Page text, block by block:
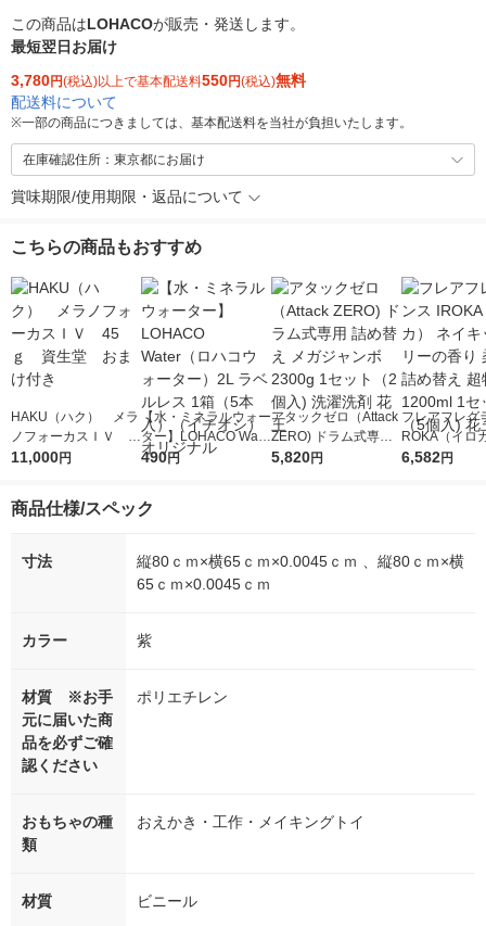
この商品はLOHACOが販売・発送します。
最短翌日お届け
3,780円(税込)以上で基本配送料550円(税込)無料
配送料について
※一部の商品につきましては、基本配送料を当社が負担いたします。
在庫確認住所：東京都にお届け
賞味期限/使用期限・返品について
こちらの商品もおすすめ
HAKU（ハク） メラ
ノフォーカスＩＶ 4
5ｇ 資生堂 おまけ
11,000円
【水・ミネラルウォー
ター】LOHACO Wate
r（ロハコウォータ
シ） オリジナル
490円
アタックゼロ（Attack
ZERO) ドラム式専用
詰め替え メガジャン
5,820円
フレアフレグ
ROKA（イロ
イキッドリリ
6,582円
商品仕様/スペック
寸法
縦80ｃｍ×横65ｃｍ×0.0045ｃｍ 、縦80ｃｍ×横
65ｃｍ×0.0045ｃｍ
カラー 紫
材質 ※お手
元に届いた商
品を必ずご確
認ください
ポリエチレン
おもちゃの種
類
おえかき・工作・メイキングトイ
材質 ビニール